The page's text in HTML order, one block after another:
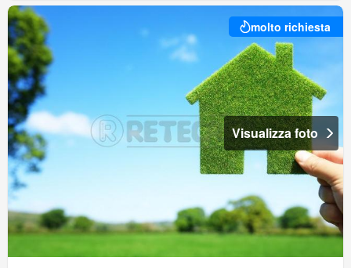
molto richiesta
Visualizza foto